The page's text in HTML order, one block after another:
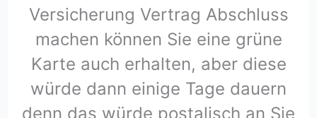
Versicherung Vertrag Abschluss
machen können Sie eine grüne
Karte auch erhalten, aber diese
würde dann einige Tage dauern
denn das würde postalisch an Sie